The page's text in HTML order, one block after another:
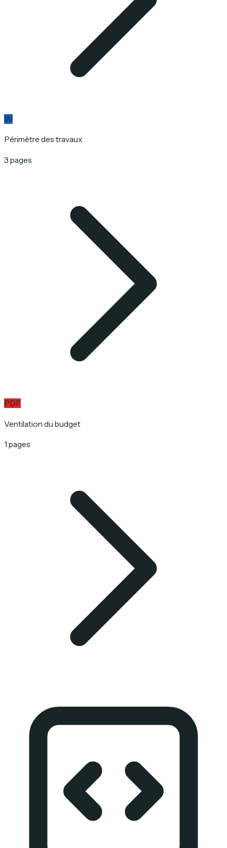
W
Périmètre des travaux
3 pages
PDF
Ventilation du budget
1 pages